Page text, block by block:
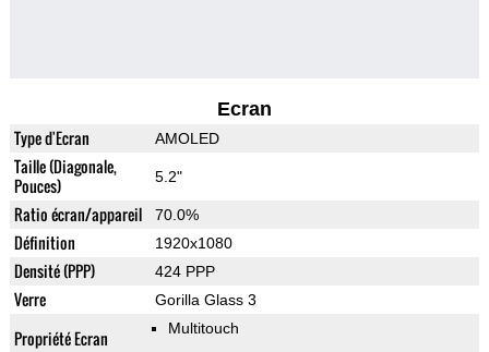
Ecran
Type d'Ecran AMOLED
Taille (Diagonale,
Pouces)
5.2"
Ratio écran/appareil 70.0%
Définition 1920x1080
Densité (PPP) 424 PPP
Verre Gorilla Glass 3
Propriété Ecran Multitouch